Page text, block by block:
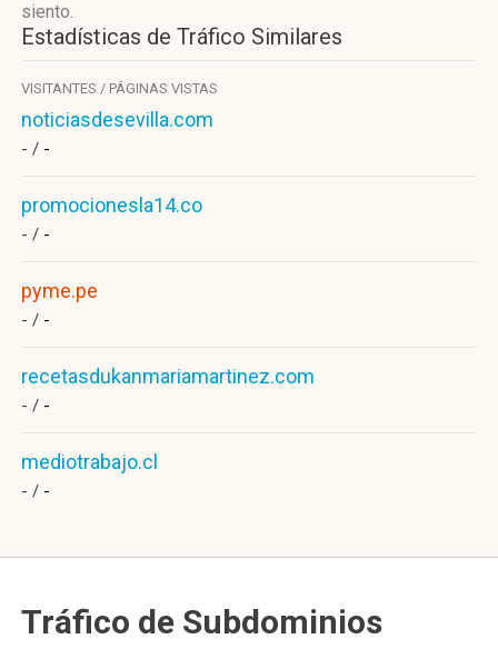
siento.
Estadísticas de Tráfico Similares
VISITANTES / PÁGINAS VISTAS
noticiasdesevilla.com
- / -
promocionesla14.co
- / -
pyme.pe
- / -
recetasdukanmariamartinez.com
- / -
mediotrabajo.cl
- / -
Tráfico de Subdominios